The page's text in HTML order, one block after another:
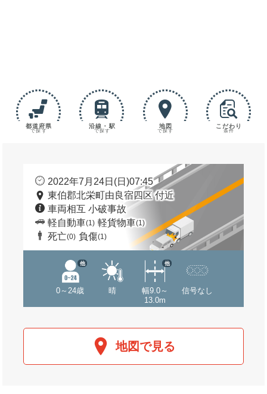
都道府県
で探す
沿線・駅
で探す
地図
で探す
こだわり
条件
2022年7月24日(日)07:45
東伯郡北栄町由良宿四区 付近
車両相互 小破事故
軽自動車(1) 軽貨物車(1)
死亡(0) 負傷(1)
0～24歳
他
晴
幅9.0～
13.0m
他
信号なし
地図で見る